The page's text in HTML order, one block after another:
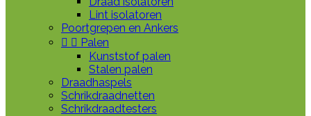
Lint isolatoren
Poortgrepen en Ankers
  Palen
Kunststof palen
Stalen palen
Draadhaspels
Schrikdraadnetten
Schrikdraadtesters